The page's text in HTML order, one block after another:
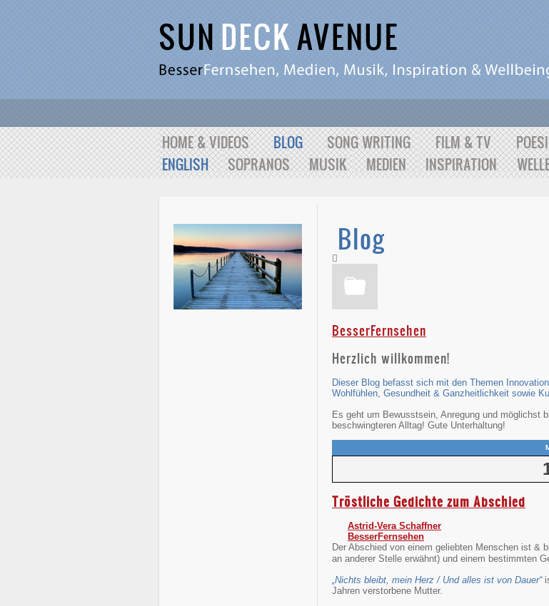
HOME & VIDEOS BLOG SONG WRITING FILM & TV
ENGLISH
SOPRANOS MUSIK MEDIEN INSPIRATION
Blog
BesserFernsehen
Herzlich willkommen!
Dieser Blog befasst sich mit den Themen
Wohlfühlen, Gesundheit & Ganzheitlichkeit sowie
Es geht um Bewusstsein, Anregung und möglichst
beschwingteren Alltag! Gute Unterhaltung!
Tröstliche Gedichte zum Abschied
Astrid-Vera Schaffner
BesserFernsehen
Der Abschied von einem geliebten Menschen ist &
an anderer Stelle erwähnt) und einem bestimmten
„Nichts bleibt, mein Herz / Und alles ist von Dauer“
Jahren verstorbene Mutter.